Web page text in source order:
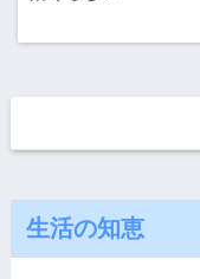
生活の知恵